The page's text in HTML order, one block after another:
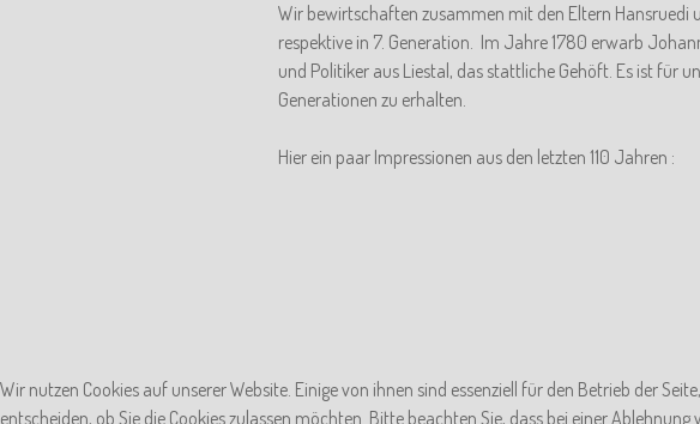
Wir bewirtschaften zusammen mit den Eltern Hansruedi
respektive in 7. Generation. Im Jahre 1780 erwarb
und Politiker aus Liestal, das stattliche Gehöft. Es ist für
Generationen zu erhalten.
Hier ein paar Impressionen aus den letzten 110 Jahren :
Wir nutzen Cookies auf unserer Website. Einige von ihnen sind essenziell für den Betrieb der
entscheiden, ob Sie die Cookies zulassen möchten. Bitte beachten Sie, dass bei einer